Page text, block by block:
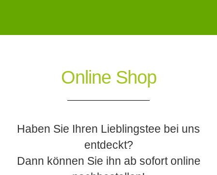
Online Shop
Haben Sie Ihren Lieblingstee bei uns
entdeckt?
Dann können Sie ihn ab sofort online